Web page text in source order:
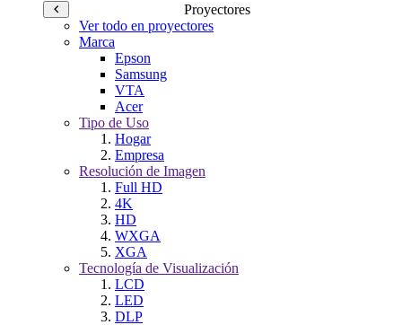
Proyectores
Ver todo en proyectores
Marca
Epson
Samsung
VTA
Acer
Tipo de Uso
Hogar
Empresa
Resolución de Imagen
Full HD
4K
HD
WXGA
XGA
Tecnología de Visualización
LCD
LED
DLP